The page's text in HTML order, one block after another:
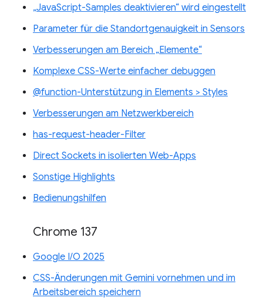
„JavaScript-Samples deaktivieren“ wird eingestellt
Parameter für die Standortgenauigkeit in Sensors
Verbesserungen am Bereich „Elemente“
Komplexe CSS-Werte einfacher debuggen
@function-Unterstützung in Elements > Styles
Verbesserungen am Netzwerkbereich
has-request-header-Filter
Direct Sockets in isolierten Web-Apps
Sonstige Highlights
Bedienungshilfen
Chrome 137
Google I/O 2025
CSS-Änderungen mit Gemini vornehmen und im
Arbeitsbereich speichern